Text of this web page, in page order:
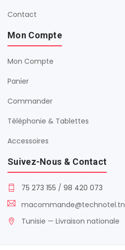
Contact
Mon Compte
Mon Compte
Panier
Commander
Téléphonie & Tablettes
Accessoires
Suivez-Nous & Contact
75 273 155 / 98 420 073
macommande@technotel.tn
Tunisie — Livraison nationale